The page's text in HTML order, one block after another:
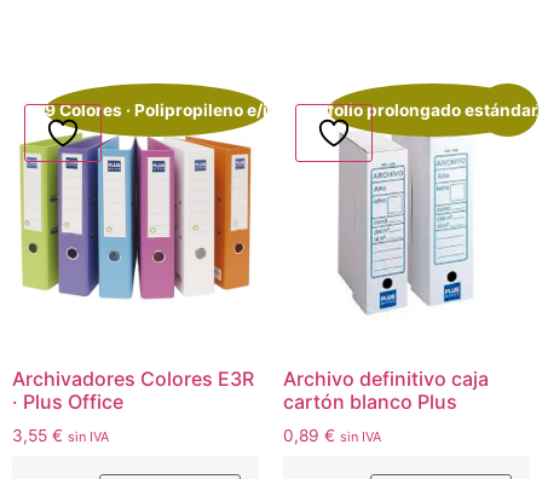
9 Colores · Polipropileno e/i
Archivadores Colores E3R
· Plus Office
3,55 € sin IVA
¡Oferta!
folio prolongado estándar
Archivo definitivo caja
cartón blanco Plus
0,89 € sin IVA